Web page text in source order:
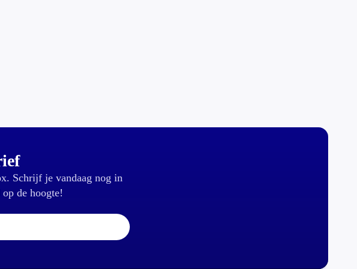
Schrijf je vandaag nog in
de hoogte!